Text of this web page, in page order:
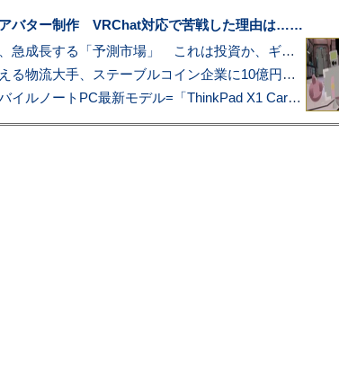
バター制作 VRChat対応で苦戦した理由は……
プロ野球も対象に、急成長する「予測市場」 これは投資か、ギャンブルか
アマゾン配送を支える物流大手、ステーブルコイン企業に10億円投資のワケ
あこがれの旗艦モバイルノートPC最新モデル=「ThinkPad X1 Carbon Gen 14 Aura Edition」実機レビュー